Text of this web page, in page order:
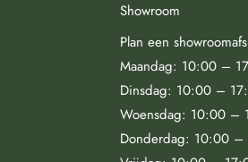
Showroom
Plan een
Maandag: 10:00 –
Dinsdag: 10:00 –
Woensdag: 10:00 –
Donderdag: 10:00 –